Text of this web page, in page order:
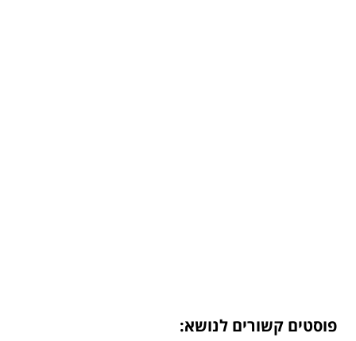
פוסטים קשורים לנושא: